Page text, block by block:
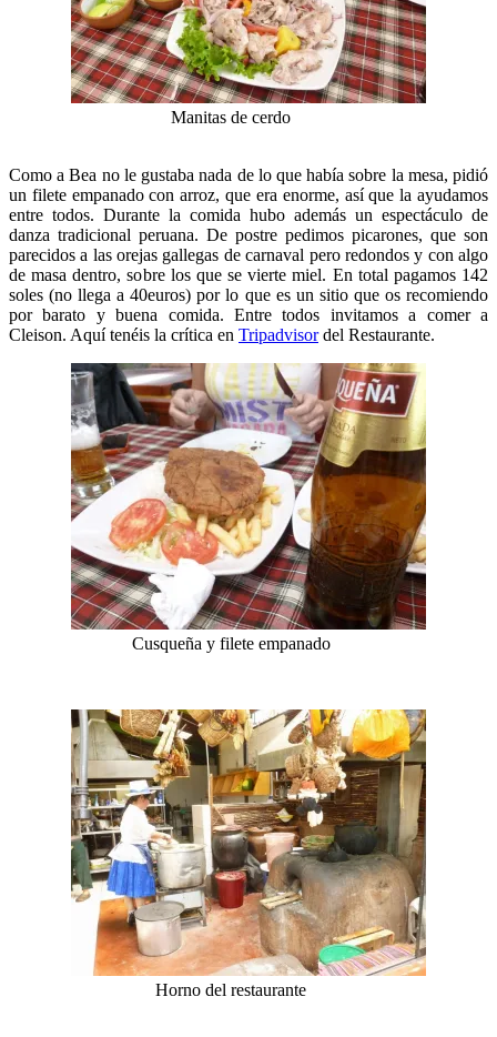
Manitas de cerdo
Como a Bea no le gustaba nada de lo que había sobre la mesa, pidió
un filete empanado con arroz, que era enorme, así que la ayudamos
entre todos. Durante la comida hubo además un espectáculo de
danza tradicional peruana. De postre pedimos picarones, que son
parecidos a las orejas gallegas de carnaval pero redondos y con algo
de masa dentro, sobre los que se vierte miel. En total pagamos 142
soles (no llega a 40euros) por lo que es un sitio que os recomiendo
por barato y buena comida. Entre todos invitamos a comer a
Cleison. Aquí tenéis la crítica en Tripadvisordel Restaurante.
Cusqueña y filete empanado
Horno del restaurante